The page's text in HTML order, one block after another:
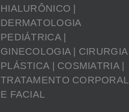
HIALURÔNICO |
DERMATOLOGIA
PEDIÁTRICA |
GINECOLOGIA | CIRURGIA
PLÁSTICA | COSMIATRIA |
TRATAMENTO CORPORAL
E FACIAL